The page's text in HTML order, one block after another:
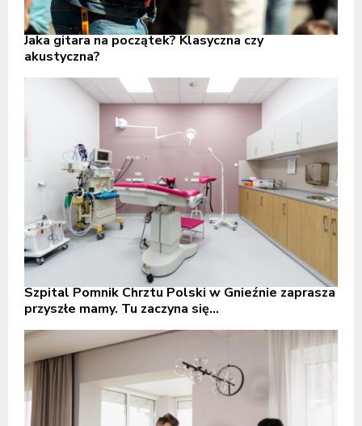
Jaka gitara na początek? Klasyczna czy
akustyczna?
Szpital Pomnik Chrztu Polski w Gnieźnie zaprasza
przyszłe mamy. Tu zaczyna się...